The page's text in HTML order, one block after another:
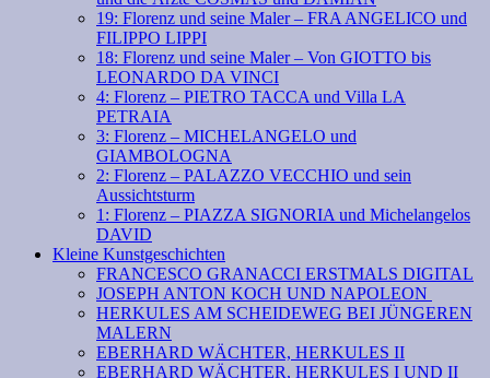
19: Florenz und seine Maler – FRA ANGELICO und
FILIPPO LIPPI
18: Florenz und seine Maler – Von GIOTTO bis
LEONARDO DA VINCI
4: Florenz – PIETRO TACCA und Villa LA
PETRAIA
3: Florenz – MICHELANGELO und
GIAMBOLOGNA
2: Florenz – PALAZZO VECCHIO und sein
Aussichtsturm
1: Florenz – PIAZZA SIGNORIA und Michelangelos
DAVID
Kleine Kunstgeschichten
FRANCESCO GRANACCI ERSTMALS DIGITAL
JOSEPH ANTON KOCH UND NAPOLEON
HERKULES AM SCHEIDEWEG BEI JÜNGEREN
MALERN
EBERHARD WÄCHTER, HERKULES II
EBERHARD WÄCHTER, HERKULES I UND II